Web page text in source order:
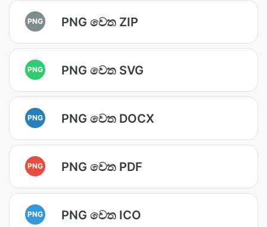
PNG PNG වෙත ZIP
PNG PNG වෙත SVG
PNG PNG වෙත DOCX
PNG PNG වෙත PDF
PNG PNG වෙත ICO